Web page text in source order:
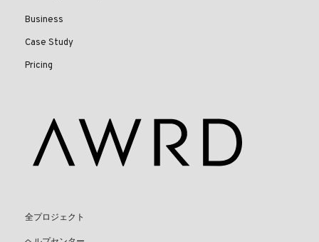
Business
Case Study
Pricing
全プロジェクト